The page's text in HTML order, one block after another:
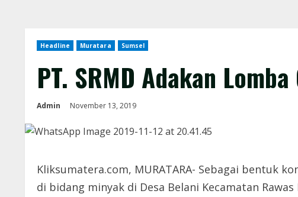
Headline Muratara Sumsel
PT. SRMD Adakan
Admin November 13, 2019
Kliksumatera.com, MURATARA- Sebagai bentuk
di bidang minyak di Desa Belani Kecamatan